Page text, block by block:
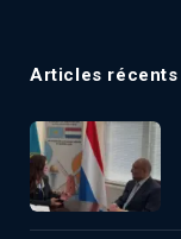
Articles récents